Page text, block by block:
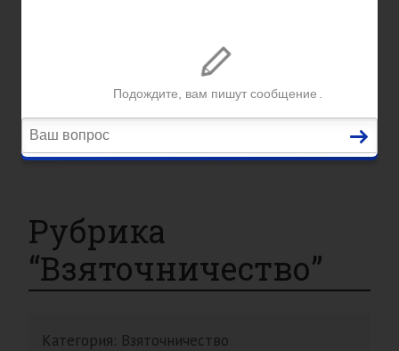
Уголовный процесс
Приватизация
Сопровождение сделок
Рубрика
“Взяточничество”
Категория: Взяточничество